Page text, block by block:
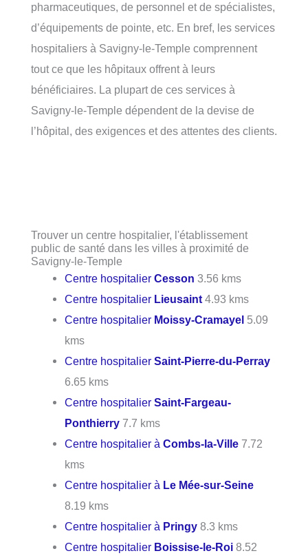
pharmaceutiques, de personnel et de spécialistes,
d’équipements de pointe, etc. En bref, les services
hospitaliers à Savigny-le-Temple comprennent
tout ce que les hôpitaux offrent à leurs
bénéficiaires. La plupart de ces services à
Savigny-le-Temple dépendent de la devise de
l’hôpital, des exigences et des attentes des clients.
Trouver un centre hospitalier, l'établissement
public de santé dans les villes à proximité de
Savigny-le-Temple
Centre hospitalierCesson 3.56 kms
Centre hospitalier Lieusaint 4.93 kms
Centre hospitalier Moissy-Cramayel 5.09
kms
Centre hospitalierSaint-Pierre-du-Perray
6.65 kms
Centre hospitalierSaint-Fargeau-
Ponthierry 7.7 kms
Centre hospitalier àCombs-la-Ville 7.72
kms
Centre hospitalier à Le Mée-sur-Seine
8.19 kms
Centre hospitalier à Pringy 8.3 kms
Centre hospitalier Boissise-le-Roi 8.52